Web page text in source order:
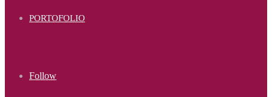
PORTOFOLIO
Follow